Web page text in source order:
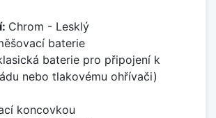
Chrom - Lesklý
baterie
baterie pro připojení k
nebo tlakovému ohřívači)
koncovkou